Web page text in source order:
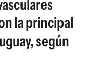
la principal
según